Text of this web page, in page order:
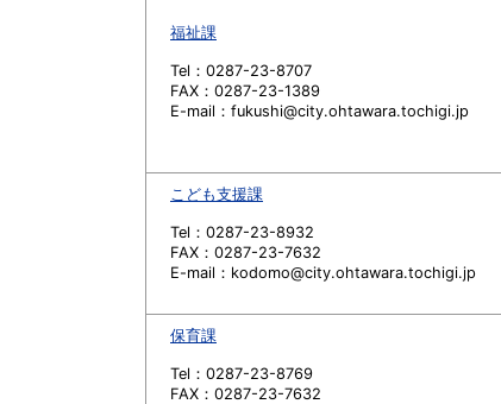
福祉課
Tel：0287-23-8707
FAX：0287-23-1389
E-mail：fukushi@city.ohtawara.tochigi.jp
こども支援課
Tel：0287-23-8932
FAX：0287-23-7632
E-mail：kodomo@city.ohtawara.tochigi.jp
保育課
Tel：0287-23-8769
FAX：0287-23-7632